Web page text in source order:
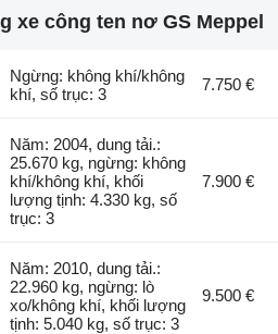
xe công ten nơ GS Meppel
Ngừng: không khí/không
khí, số trục: 3
7.750 €
Năm: 2004, dung tải.:
25.670 kg, ngừng: không
khí/không khí, khối
lượng tịnh: 4.330 kg, số
trục: 3
7.900 €
Năm: 2010, dung tải.:
22.960 kg, ngừng: lò
xo/không khí, khối lượng
tịnh: 5.040 kg, số trục: 3
9.500 €